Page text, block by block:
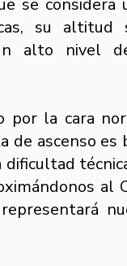
se considera
su
alto nivel
por la cara
de ascenso
al